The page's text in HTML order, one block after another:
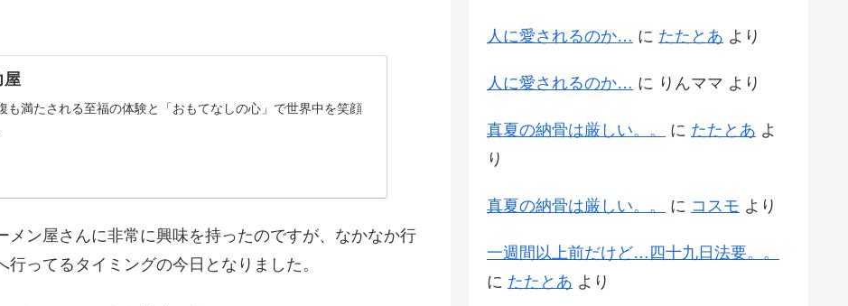
屋
も満たされる至福の体験と「おもてなしの心」で世界中を笑顔
メン屋さんに非常に興味を持ったのですが、なかなか行
ってるタイミングの今日となりました。
人に愛されるのか… に たたとあ より
人に愛されるのか… に りんママ より
真夏の納骨は厳しい。。 に たたとあ よ
り
真夏の納骨は厳しい。。 に コスモ より
一週間以上前だけど…四十九日法要。。
に たたとあ より